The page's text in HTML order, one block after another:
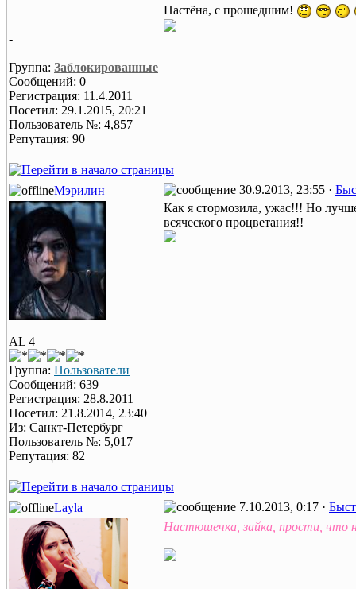
-
Группа: Заблокированные
Сообщений: 0
Регистрация: 11.4.2011
Посетил: 29.1.2015, 20:21
Пользователь №: 4,857
Репутация: 90
Настёна, с прошедшим!
Мэрилин 30.9.2013, 23:55 ·
AL 4
Группа: Пользователи
Сообщений: 639
Регистрация: 28.8.2011
Посетил: 21.8.2014, 23:40
Из: Санкт-Петербург
Пользователь №: 5,017
Репутация: 82
Как я стормозила, ужас!!! Но
всяческого процветания!!
Layla 7.10.2013, 0:17 ·
Настюшечка, зайка, прости, что